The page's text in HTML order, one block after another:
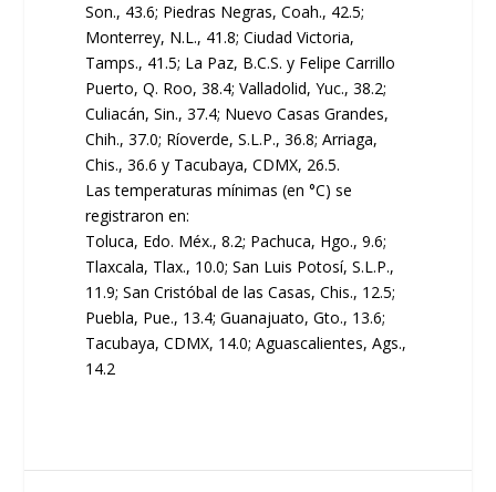
Son., 43.6; Piedras Negras, Coah., 42.5;
Monterrey, N.L., 41.8; Ciudad Victoria,
Tamps., 41.5; La Paz, B.C.S. y Felipe Carrillo
Puerto, Q. Roo, 38.4; Valladolid, Yuc., 38.2;
Culiacán, Sin., 37.4; Nuevo Casas Grandes,
Chih., 37.0; Ríoverde, S.L.P., 36.8; Arriaga,
Chis., 36.6 y Tacubaya, CDMX, 26.5.
Las temperaturas mínimas (en °C) se
registraron en:
Toluca, Edo. Méx., 8.2; Pachuca, Hgo., 9.6;
Tlaxcala, Tlax., 10.0; San Luis Potosí, S.L.P.,
11.9; San Cristóbal de las Casas, Chis., 12.5;
Puebla, Pue., 13.4; Guanajuato, Gto., 13.6;
Tacubaya, CDMX, 14.0; Aguascalientes, Ags.,
14.2